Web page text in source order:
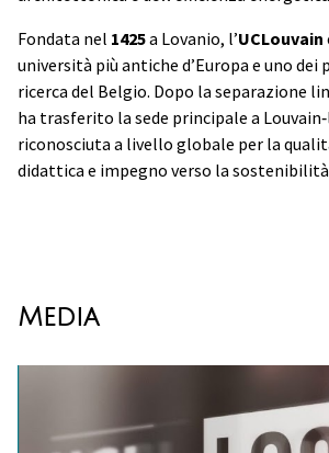
Fondata nel 1425a Lovanio, l’UCLouvain
università più antiche d’Europa e uno
ricerca del Belgio. Dopo la separazione
ha trasferito la sede principale a
riconosciuta a livello globale per la
didattica e impegno verso la
Media